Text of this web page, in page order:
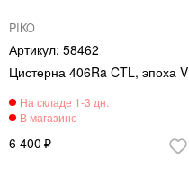
PIKO
58462
Цистерна 406Ra CTL, эпоха V
6 400